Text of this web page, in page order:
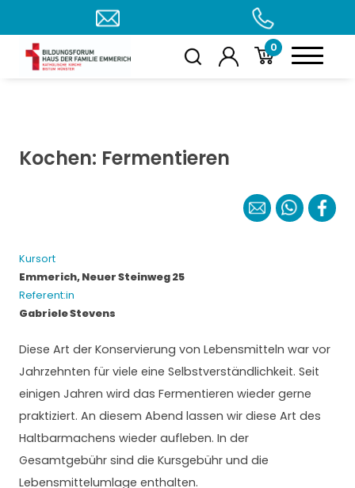
0
Kochen: Fermentieren
Referent:in
Gabriele Stevens
Kursort
Emmerich, Neuer Steinweg 25
Diese Art der Konservierung von Lebensmitteln war vor
Jahrzehnten für viele eine Selbstverständlichkeit. Seit
einigen Jahren wird das Fermentieren wieder gerne
praktiziert. An diesem Abend lassen wir diese Art des
Haltbarmachens wieder aufleben. In der
Gesamtgebühr sind die Kursgebühr und die
Lebensmittelumlage enthalten.